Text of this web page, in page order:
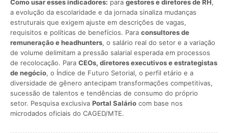
Como usar esses indicadores: para gestores e diretores de RH,
a evolução da escolaridade e da jornada sinaliza mudanças
estruturais que exigem ajuste em descrições de vagas,
requisitos e políticas de benefícios. Para consultores de
remuneração e headhunters, o salário real do setor e a variação
de volume delimitam a pressão salarial esperada em processos
de recolocação. Para CEOs, diretores executivos e estrategistas
de negócio, o Índice de Futuro Setorial, o perfil etário e a
diversidade de gênero antecipam transformações competitivas,
sucessão de talentos e tendências de consumo do próprio
setor. Pesquisa exclusiva Portal Salário com base nos
microdados oficiais do CAGED/MTE.